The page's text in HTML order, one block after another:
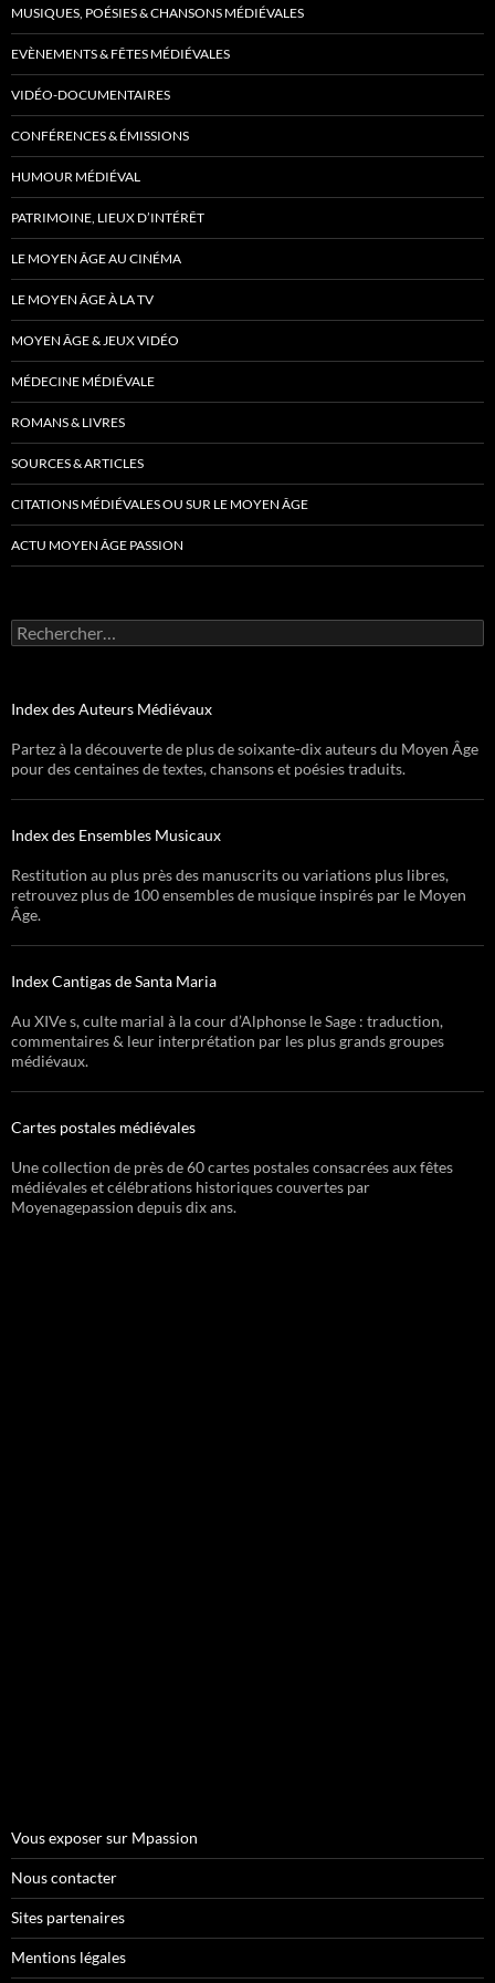
MUSIQUES, POÉSIES & CHANSONS MÉDIÉVALES
EVÈNEMENTS & FÊTES MÉDIÉVALES
VIDÉO-DOCUMENTAIRES
CONFÉRENCES & ÉMISSIONS
HUMOUR MÉDIÉVAL
PATRIMOINE, LIEUX D’INTÉRÊT
LE MOYEN ÂGE AU CINÉMA
LE MOYEN ÂGE À LA TV
MOYEN ÂGE & JEUX VIDÉO
MÉDECINE MÉDIÉVALE
ROMANS & LIVRES
SOURCES & ARTICLES
CITATIONS MÉDIÉVALES OU SUR LE MOYEN ÂGE
ACTU MOYEN ÂGE PASSION
Rechercher :
Index des Auteurs Médiévaux
Partez à la découverte de plus de soixante-dix auteurs du Moyen Âge
pour des centaines de textes, chansons et poésies traduits.
Index des Ensembles Musicaux
Restitution au plus près des manuscrits ou variations plus libres,
retrouvez plus de 100 ensembles de musique inspirés par le Moyen
Âge.
Index Cantigas de Santa Maria
Au XIVe s, culte marial à la cour d’Alphonse le Sage : traduction,
commentaires & leur interprétation par les plus grands groupes
médiévaux.
Cartes postales médiévales
Une collection de près de 60 cartes postales consacrées aux fêtes
médiévales et célébrations historiques couvertes par
Moyenagepassion depuis dix ans.
Vous exposer sur Mpassion
Nous contacter
Sites partenaires
Mentions légales